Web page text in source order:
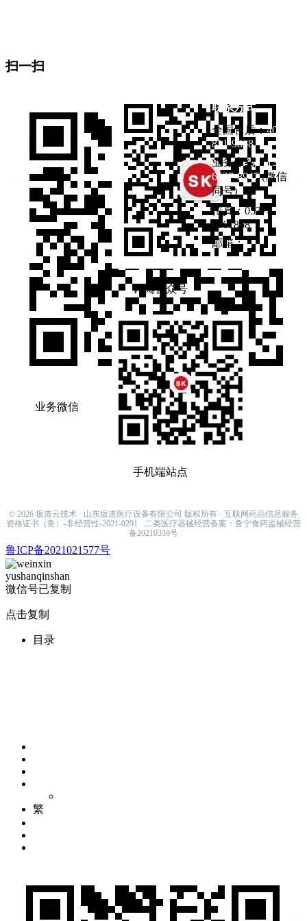
扫一扫
业务微信
订阅公众号
手机端站点
联系方式
全国售后：400-
811-9868
业务专线：133-
6537-8947(微信
同号)
传真：0537-
4661868
邮箱：
© 2026 坂道云技术 · 山东坂道医疗设备有限公司 版权所有 · 互联网药品信息服务
资格证书（鲁）-非经营性-2021-0291 · 二类医疗器械经营备案：鲁宁食药监械经营
备20210339号
鲁ICP备2021021577号
yushanqinshan
微信号已复制
点击复制
目录
繁